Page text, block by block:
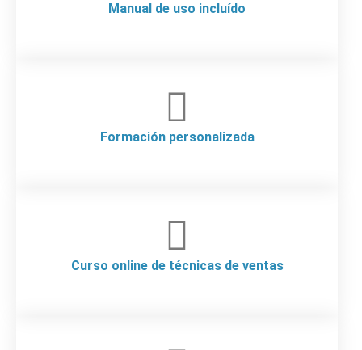
Manual de uso incluído
Formación personalizada
Curso online de técnicas de ventas